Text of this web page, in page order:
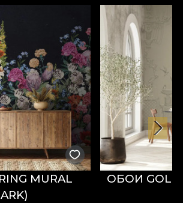
MURAL
ОБОИ